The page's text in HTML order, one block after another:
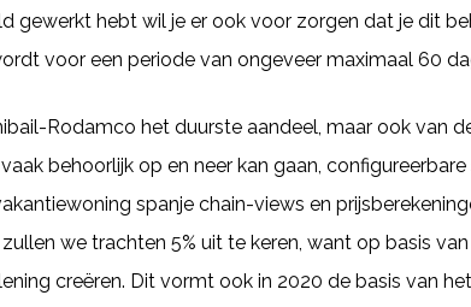
gewerkt hebt wil je er ook voor zorgen dat je dit
voor een periode van ongeveer maximaal 60
Rodamco het duurste aandeel, maar ook van
behoorlijk op en neer kan gaan,
spanje chain-views en
we trachten 5% uit te keren, want op basis van
creëren. Dit vormt ook in 2020 de basis van het